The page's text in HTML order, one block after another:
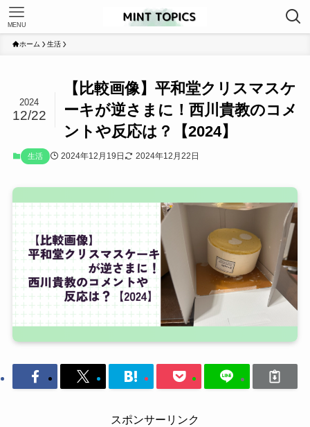
MENU
ホーム 生活
【比較画像】平和堂クリスマスケ
ーキが逆さまに！西川貴教のコメ
ントや反応は？【2024】
2024
12/22
生活 2024年12月19日 2024年12月22日
スポンサーリンク